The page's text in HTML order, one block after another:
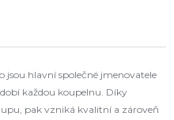
jsou hlavní společné jmenovatele
každou koupelnu. Díky
pak vzniká kvalitní a zároveň